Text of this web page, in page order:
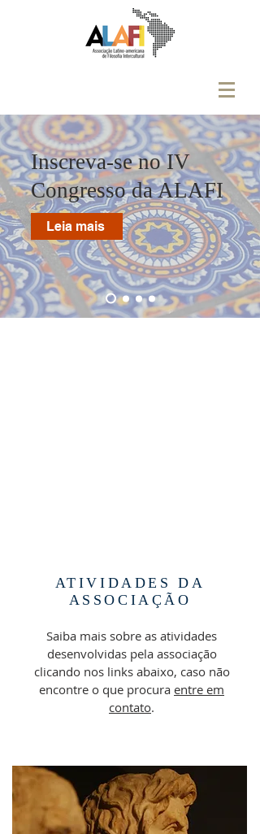
Inscreva-se no IV
Congresso da ALAFI
Leia mais
ATIVIDADES DA
ASSOCIAÇÃO
Saiba mais sobre as atividades
desenvolvidas pela associação
clicando nos links abaixo, caso não
encontre o que procura entre em
contato.